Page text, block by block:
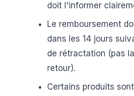
doit l'informer
Le remboursement
dans les 14 jours
de rétractation (pas
retour).
Certains produits